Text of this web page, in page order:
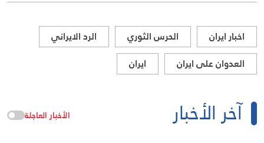
اخبار ايران الحرس الثوري
الرد الايراني
العدوان على ايران
ايران
آخر الأخبار الأخبار العاجلة